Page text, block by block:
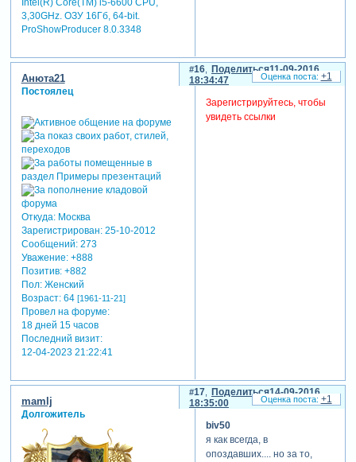
3,30GHz. ОЗУ 16Гб, 64-bit.
ProShowProducer 8.0.3348
Поделиться
16
11-09-2016
18:34:47
Анюта21
Постоялец
Откуда:Москва
Зарегистрирован: 25-10-2012
Сообщений:273
Уважение: +888
Позитив: +882
Пол:Женский
Возраст:64 [1961-11-21]
Провел на форуме:
18 дней 15 часов
Последний визит:
12-04-2023 21:22:41
Зарегистрируйтесь, чтобы
увидеть ссылки
+1
Поделиться
17
14-09-2016
18:35:00
mamlj
Долгожитель
biv50
я как всегда, в
опоздавших.... но за то,
+1